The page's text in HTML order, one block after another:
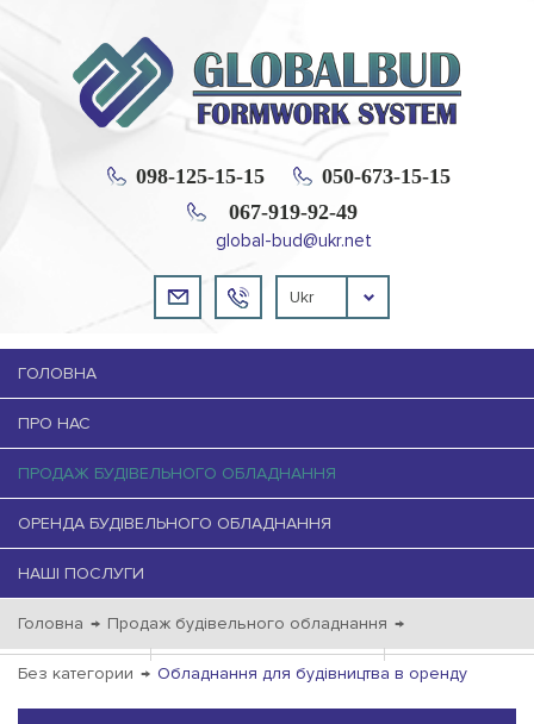
098-125-15-15
050-673-15-15
067-919-92-49
global-bud@ukr.net
Ukr
ГОЛОВНА
ПРО НАС
ПРОДАЖ БУДІВЕЛЬНОГО ОБЛАДНАННЯ
ОРЕНДА БУДІВЕЛЬНОГО ОБЛАДНАННЯ
НАШІ ПОСЛУГИ
Головна → Продаж будівельного обладнання →
Без категории → Обладнання для будівництва в оренду